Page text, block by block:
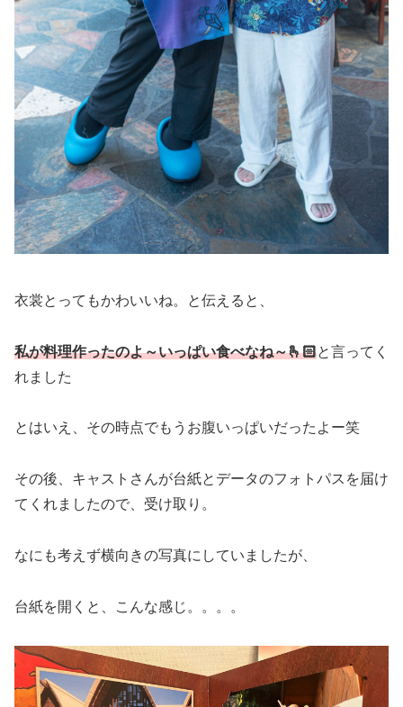
衣裳とってもかわいいね。と伝えると、
私が料理作ったのよ～いっぱい食べなね～🫰🏻と言ってく
れました
とはいえ、その時点でもうお腹いっぱいだったよー笑
その後、キャストさんが台紙とデータのフォトパスを届け
てくれましたので、受け取り。
なにも考えず横向きの写真にしていましたが、
台紙を開くと、こんな感じ。。。。